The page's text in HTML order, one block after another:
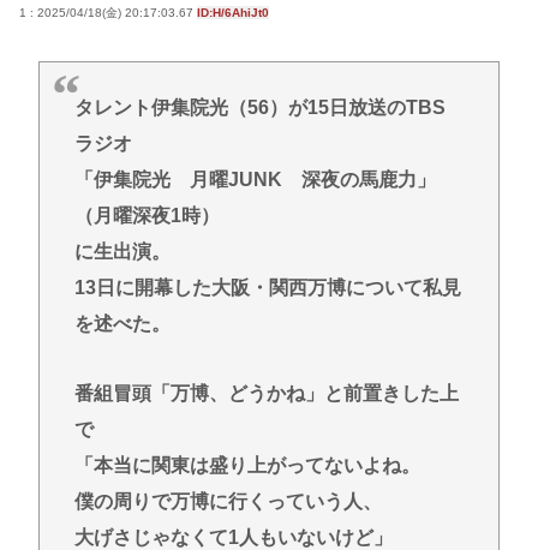
1 : 2025/04/18(金) 20:17:03.67 ID:H/6AhiJt0
タレント伊集院光（56）が15日放送のTBS
ラジオ
「伊集院光 月曜JUNK 深夜の馬鹿力」
（月曜深夜1時）
に生出演。
13日に開幕した大阪・関西万博について私見
を述べた。
番組冒頭「万博、どうかね」と前置きした上
で
「本当に関東は盛り上がってないよね。
僕の周りで万博に行くっていう人、
大げさじゃなくて1人もいないけど」